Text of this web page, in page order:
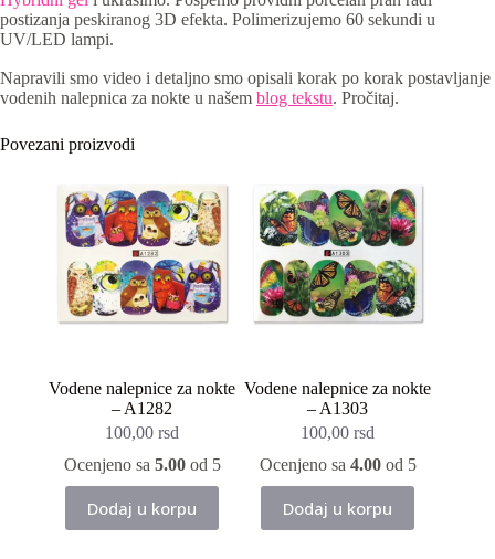
postizanja peskiranog 3D efekta. Polimerizujemo 60 sekundi u
UV/LED lampi.
Napravili smo video i detaljno smo opisali korak po korak postavljanje
vodenih nalepnica za nokte u našem blog tekstu. Pročitaj.
Povezani proizvodi
Vodene nalepnice za nokte
– A1282
100,00rsd
Ocenjeno sa 5.00od 5
Dodaj u korpu
Vodene nalepnice za nokte
– A1303
100,00rsd
Ocenjeno sa 4.00od 5
Dodaj u korpu